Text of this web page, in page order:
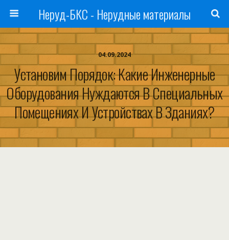
Неруд-БКС - Нерудные материалы
04.09.2024
Установим Порядок: Какие Инженерные
Оборудования Нуждаются В Специальных
Помещениях И Устройствах В Зданиях?